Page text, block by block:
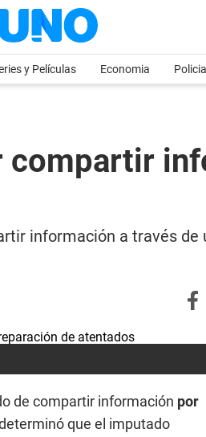
y Películas Economia
compartir
información a través
de compartir información por
que el imputado